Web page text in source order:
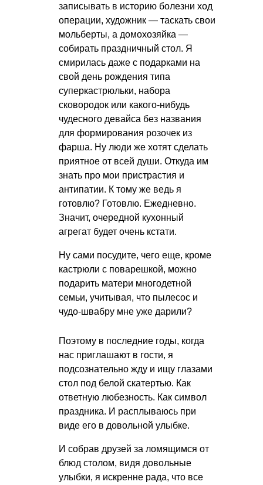
записывать в историю болезни ход
операции, художник — таскать свои
мольберты, а домохозяйка —
собирать праздничный стол. Я
смирилась даже с подарками на
свой день рождения типа
суперкастрюльки, набора
сковородок или какого-нибудь
чудесного девайса без названия
для формирования розочек из
фарша. Ну люди же хотят сделать
приятное от всей души. Откуда им
знать про мои пристрастия и
антипатии. К тому же ведь я
готовлю? Готовлю. Ежедневно.
Значит, очередной кухонный
агрегат будет очень кстати.
Ну сами посудите, чего еще, кроме
кастрюли с поварешкой, можно
подарить матери многодетной
семьи, учитывая, что пылесос и
чудо-швабру мне уже дарили?
Поэтому в последние годы, когда
нас приглашают в гости, я
подсознательно жду и ищу глазами
стол под белой скатертью. Как
ответную любезность. Как символ
праздника. И расплываюсь при
виде его в довольной улыбке.
И собрав друзей за ломящимся от
блюд столом, видя довольные
улыбки, я искренне рада, что все